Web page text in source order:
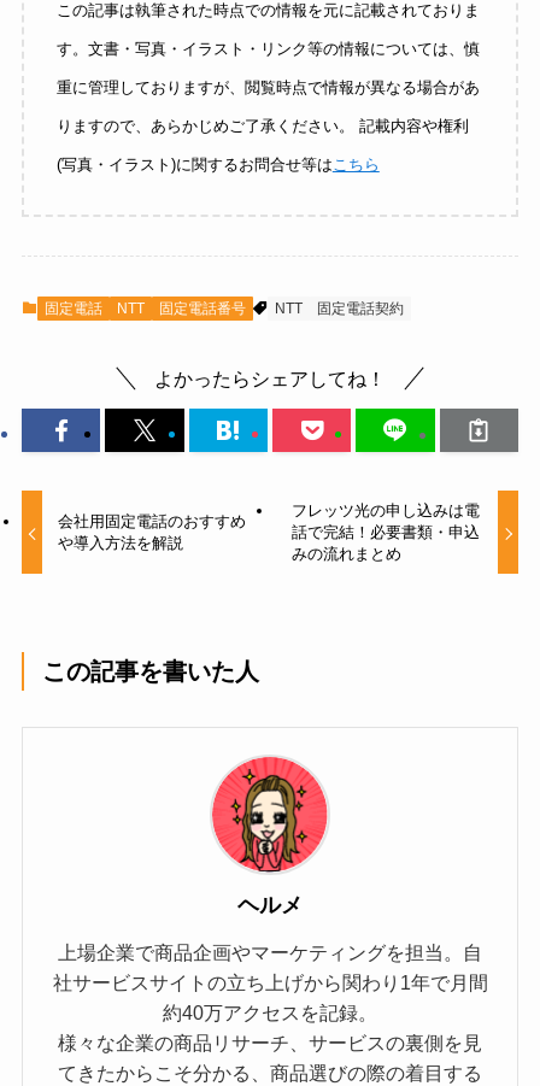
この記事は執筆された時点での情報を元に記載されておりま
す。文書・写真・イラスト・リンク等の情報については、慎
重に管理しておりますが、閲覧時点で情報が異なる場合があ
りますので、あらかじめご了承ください。 記載内容や権利
(写真・イラスト)に関するお問合せ等はこちら
固定電話 NTT 固定電話番号 NTT 固定電話契約
よかったらシェアしてね！
会社用固定電話のおすすめ
や導入方法を解説
フレッツ光の申し込みは電
話で完結！必要書類・申込
みの流れまとめ
この記事を書いた人
ヘルメ
上場企業で商品企画やマーケティングを担当。自
社サービスサイトの立ち上げから関わり1年で月間
約40万アクセスを記録。
様々な企業の商品リサーチ、サービスの裏側を見
てきたからこそ分かる、商品選びの際の着目する